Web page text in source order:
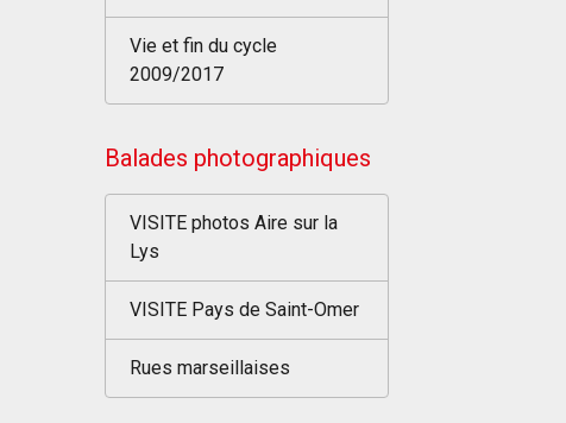
Vie et fin du cycle
2009/2017
Balades photographiques
VISITE photos Aire sur la
Lys
VISITE Pays de Saint-Omer
Rues marseillaises